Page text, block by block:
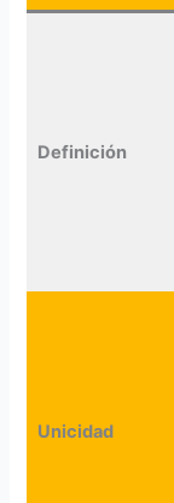
Definición
Unicidad